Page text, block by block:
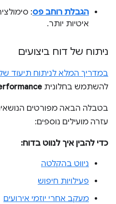
הגבלת רוחב פס:
איטיות יותר.
ניתוח של דוח ביצועים
במדריך המלא לניתוח תיעוד של
להשתמש בחלונית
בטבלה הבאה מפורטים
עזרה מועילים נוספים:
כדי להבין איך לנווט בדוח:
ניווט בהקלטה
פעילויות חיפוש
מעקב אחרי יוזמי אירועים